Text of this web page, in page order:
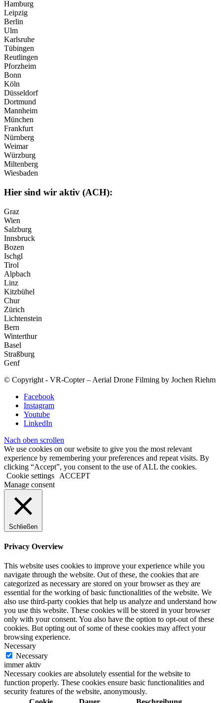
Hamburg
Leipzig
Berlin
Ulm
Karlsruhe
Tübingen
Reutlingen
Pforzheim
Bonn
Köln
Düsseldorf
Dortmund
Mannheim
München
Frankfurt
Nürnberg
Weimar
Würzburg
Miltenberg
Wiesbaden
Hier sind wir aktiv (ACH):
Graz
Wien
Salzburg
Innsbruck
Bozen
Ischgl
Tirol
Alpbach
Linz
Kitzbühel
Chur
Zürich
Lichtenstein
Bern
Winterthur
Basel
Straßburg
Genf
© Copyright - VR-Copter – Aerial Drone Filming by Jochen Riehm
Facebook
Instagram
Youtube
LinkedIn
Nach oben scrollen
We use cookies on our website to give you the most relevant
experience by remembering your preferences and repeat visits. By
clicking “Accept”, you consent to the use of ALL the cookies.
Cookie settings
ACCEPT
Manage consent
Schließen
Privacy Overview
This website uses cookies to improve your experience while you
navigate through the website. Out of these, the cookies that are
categorized as necessary are stored on your browser as they are
essential for the working of basic functionalities of the website. We
also use third-party cookies that help us analyze and understand how
you use this website. These cookies will be stored in your browser
only with your consent. You also have the option to opt-out of these
cookies. But opting out of some of these cookies may affect your
browsing experience.
Necessary
Necessary
immer aktiv
Necessary cookies are absolutely essential for the website to
function properly. These cookies ensure basic functionalities and
security features of the website, anonymously.